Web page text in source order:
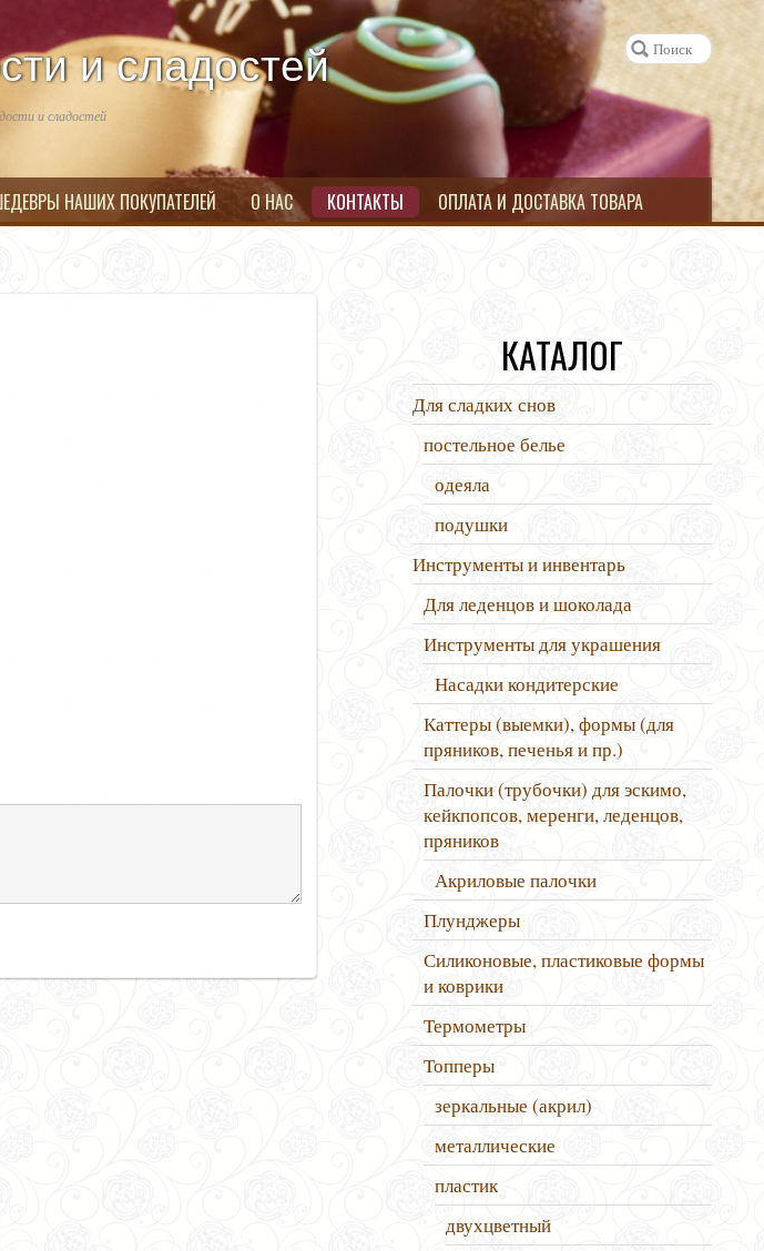
и сладостей
и сладостей
НАШИХ ПОКУПАТЕЛЕЙ О НАС КОНТАКТЫ ОПЛАТА И ДОСТАВКА ТОВАРА
КАТАЛОГ
Для сладких снов
постельное белье
одеяла
подушки
Инструменты и инвентарь
Для леденцов и шоколада
Инструменты для украшения
Насадки кондитерские
Каттеры (выемки), формы (для
пряников, печенья и пр.)
Палочки (трубочки) для эскимо,
кейкпопсов, меренги, леденцов,
пряников
Акриловые палочки
Плунджеры
Силиконовые, пластиковые формы
и коврики
Термометры
Топперы
зеркальные (акрил)
металлические
пластик
двухцветный